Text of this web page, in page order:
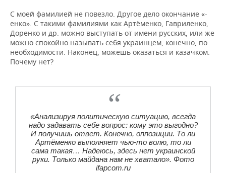
С моей фамилией не повезло. Другое дело окончание «-
енко». С такими фамилиями как Артёменко, Гавриленко,
Доренко и др. можно выступать от имени русских, или же
можно спокойно называть себя украинцем, конечно, по
необходимости. Наконец, можешь оказаться и казачком.
Почему нет?
«Анализируя политическую ситуацию, всегда
надо задавать себе вопрос: кому это выгодно?
И получишь ответ. Конечно, оппозиции. То ли
Артёменко выполняет чью-то волю, то ли
сама такая… Надеюсь, здесь нет украинской
руки. Только майдана нам не хватало». Фото
ifapcom.ru